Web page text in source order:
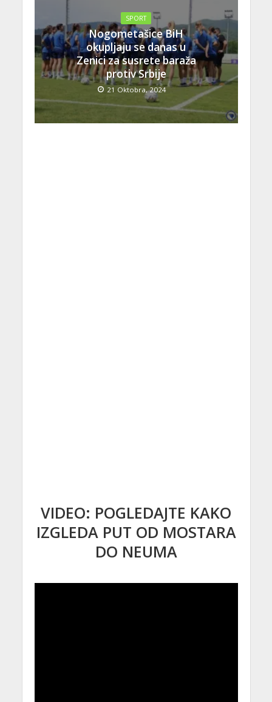
SPORT
Nogometašice BiH
okupljaju se danas u
Zenici za susrete baraža
protiv Srbije
21 Oktobra, 2024
VIDEO: POGLEDAJTE KAKO
IZGLEDA PUT OD MOSTARA
DO NEUMA